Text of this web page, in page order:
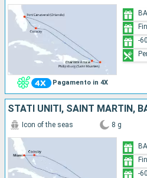
Pagamento in 4X
-
STATI UNITI, SAINT MARTIN,
Icon of the seas 8 g
-